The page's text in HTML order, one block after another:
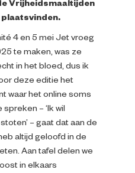
Vrijheidsmaaltijden
4 en 5 mei Jet vroeg
te maken, was ze
in het bloed, dus ik
deze editie het
waar het online soms
– ‘Ik wil
– gaat dat aan de
altijd geloofd in de
Aan tafel delen we
in elkaars